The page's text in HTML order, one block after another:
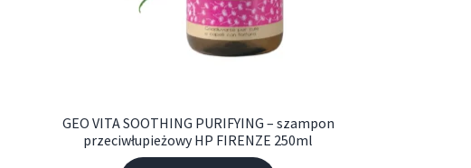
GEO VITA SOOTHING PURIFYING – szampon
przeciwłupieżowy HP FIRENZE 250ml